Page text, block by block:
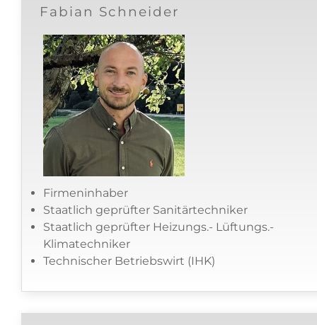
Fabian Schneider
Firmeninhaber
Staatlich geprüfter Sanitärtechniker
Staatlich geprüfter Heizungs.- Lüftungs.-
Klimatechniker
Technischer Betriebswirt (IHK)